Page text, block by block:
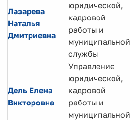
Лазарева
Наталья
Дмитриевна
юридической,
кадровой
работы и
муниципальной
службы
Дель Елена
Викторовна
Управление
юридической,
кадровой
работы и
муниципальной